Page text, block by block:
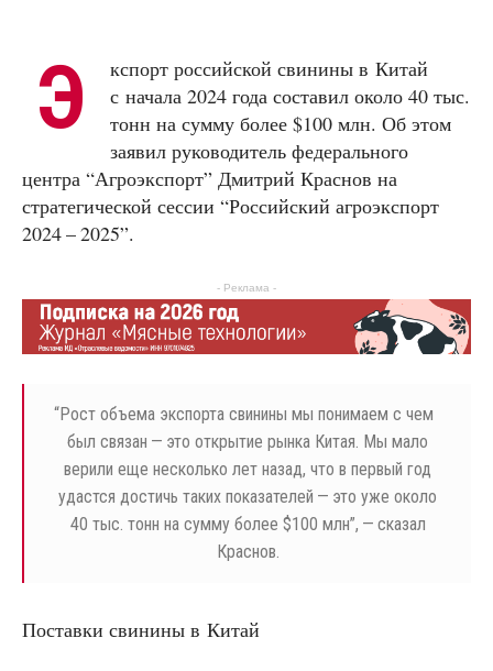
Э
кспорт российской свинины в Китай
с начала 2024 года составил около 40 тыс.
тонн на сумму более $100 млн. Об этом
заявил руководитель федерального
центра “Агроэкспорт” Дмитрий Краснов на
стратегической сессии “Российский агроэкспорт
2024 – 2025”.
- Реклама -
“Рост объема экспорта свинины мы понимаем с чем
был связан — это открытие рынка Китая. Мы мало
верили еще несколько лет назад, что в первый год
удастся достичь таких показателей — это уже около
40 тыс. тонн на сумму более $100 млн”, — сказал
Краснов.
Поставки свинины в Китай